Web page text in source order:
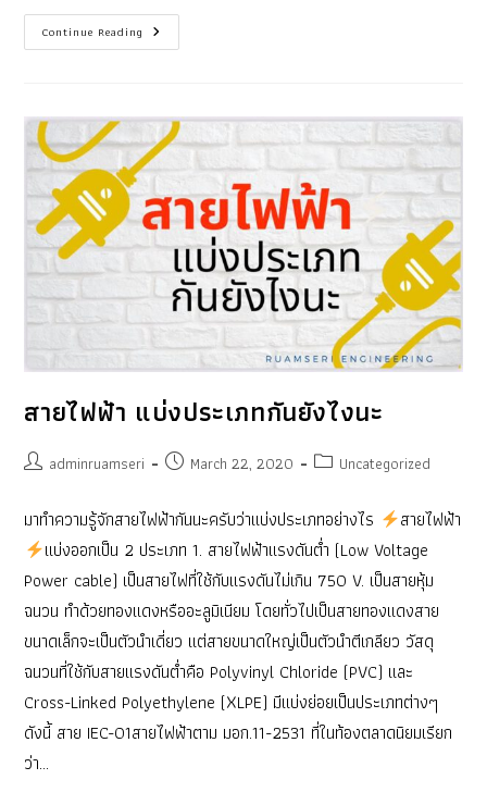
Continue Reading ทำไม
ต้อง
ใน
บ้าน
หรือ
โรงงาน
สายไฟฟ้า แบ่งประเภทกันยังไงนะ
Postadminruamseri
PostMarch 22, 2020
PostUncategorized
มาทำความรู้จักสายไฟฟ้ากันนะครับว่าแบ่งประเภทอย่างไร
สายไฟฟ้า
แบ่งออกเป็น 2 ประเภท 1. สายไฟฟ้าแรงดันต่ำ (Low Voltage
Power cable) เป็นสายไฟที่ใช้กับแรงดันไม่เกิน 750 V. เป็นสายหุ้ม
ฉนวน ทำด้วยทองแดงหรืออะลูมิเนียม โดยทั่วไปเป็นสายทองแดงสาย
ขนาดเล็กจะเป็นตัวนำเดี่ยว แต่สายขนาดใหญ่เป็นตัวนำตีเกลียว วัสดุ
ฉนวนที่ใช้กับสายแรงดันต่ำคือ Polyvinyl Chloride (PVC) และ
Cross-Linked Polyethylene (XLPE) มีแบ่งย่อยเป็นประเภทต่างๆ
ดังนี้ สาย IEC-01สายไฟฟ้าตาม มอก.11-2531 ที่ในท้องตลาดนิยมเรียก
ว่า…